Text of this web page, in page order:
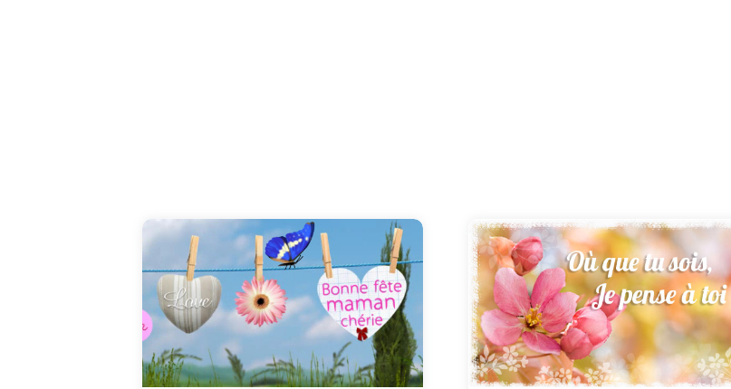
Bonté, gentillesse, gaieté, amour, douceur,
Tu m'as donné les bases pour commencer la